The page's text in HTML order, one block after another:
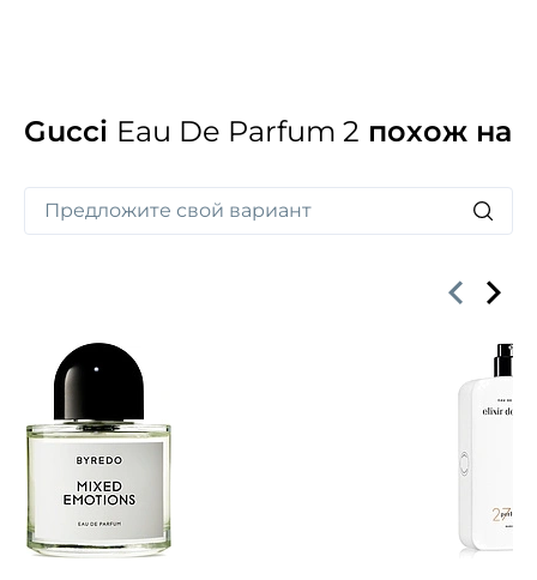
Gucci Eau De Parfum 2 похож на